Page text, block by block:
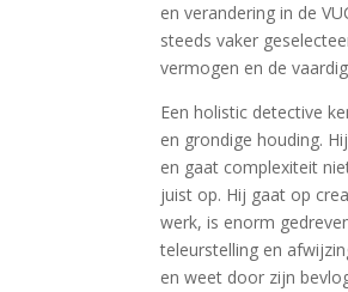
en verandering in de
steeds vaker
vermogen en de
Een holistic detective
en grondige houding.
en gaat complexiteit
juist op. Hij gaat op
werk, is enorm
teleurstelling en
en weet door zijn